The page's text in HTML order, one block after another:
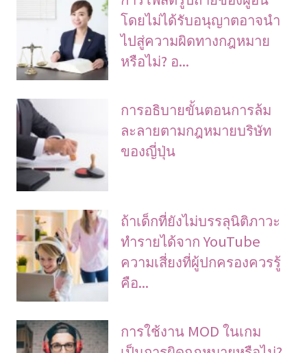
โดยไม่ได้รับอนุญาตอาจนํา
ไปสู่ความผิดทางกฎหมาย
หรือไม่? อ...
การอธิบายขั้นตอนการล้ม
ละลายตามกฎหมายบริษัท
ของญี่ปุ่น
ถ้าเด็กที่ยังไม่บรรลุนิติภาวะ
ทำรายได้จาก YouTube
ความเสี่ยงที่ผู้ปกครองควรรู้
คือ...
การใช้งาน MOD ในเกม